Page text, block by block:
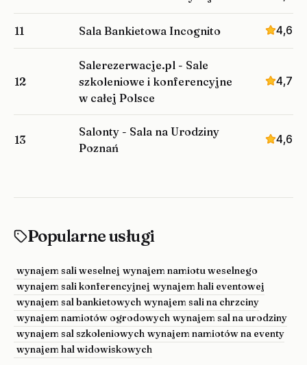
11 Sala Bankietowa Incognito 4,6
12
Salerezerwacje.pl - Sale
szkoleniowe i konferencyjne
w całej Polsce
4,7
13
Salonty - Sala na Urodziny
Poznań
4,6
Popularne usługi
wynajem sali weselnej wynajem namiotu weselnego
wynajem sali konferencyjnej wynajem hali eventowej
wynajem sal bankietowych wynajem sali na chrzciny
wynajem namiotów ogrodowych wynajem sal na urodziny
wynajem sal szkoleniowych wynajem namiotów na eventy
wynajem hal widowiskowych